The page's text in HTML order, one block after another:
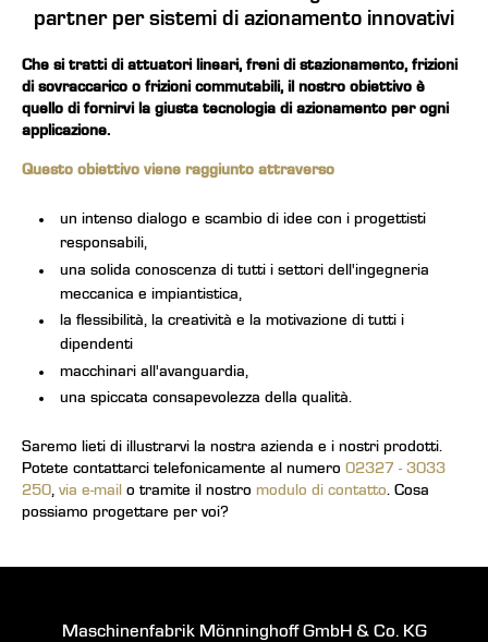
partner per sistemi di azionamento innovativi
Che si tratti di attuatori lineari, freni di stazionamento, frizioni
di sovraccarico o frizioni commutabili, il nostro obiettivo è
quello di fornirvi la giusta tecnologia di azionamento per ogni
applicazione.
Questo obiettivo viene raggiunto attraverso
un intenso dialogo e scambio di idee con i progettisti
responsabili,
una solida conoscenza di tutti i settori dell'ingegneria
meccanica e impiantistica,
la flessibilità, la creatività e la motivazione di tutti i
dipendenti
macchinari all'avanguardia,
una spiccata consapevolezza della qualità.
Saremo lieti di illustrarvi la nostra azienda e i nostri prodotti.
Potete contattarci telefonicamente al numero 02327 - 3033
250, via e-mail o tramite il nostro modulo di contatto. Cosa
possiamo progettare per voi?
Maschinenfabrik Mönninghoff GmbH & Co. KG